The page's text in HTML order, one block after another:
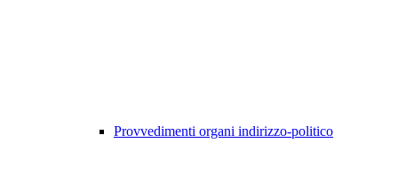
Provvedimenti organi indirizzo-politico